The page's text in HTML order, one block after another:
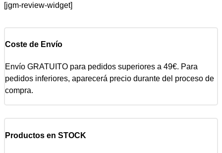
[jgm-review-widget]
Coste de Envío
Envío GRATUITO para pedidos superiores a 49€. Para
pedidos inferiores, aparecerá precio durante del proceso de
compra.
Productos en STOCK